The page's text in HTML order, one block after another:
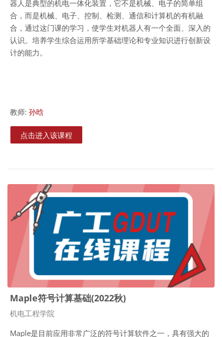
器人是典型的机电一体化装置，它不是机械、电子的简单组
合，而是机械、电子、控制、检测、通信和计算机的有机融
合，通过这门课的学习，使学生对机器人有一个全面、深入的
认识。培养学生综合运用所学基础理论和专业知识进行创新设
计的能力。
教师: 孙晗
点击进入该课程
Maple符号计算基础(2022秋)
课程类别
机电工程学院
Maple是目前应用非常广泛的符号计算软件之一，具有强大的